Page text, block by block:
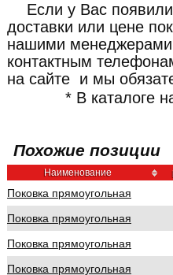
Если у Вас
доставки или цене
нашими
контактным
на сайте и мы
* В каталоге
Похожие позиции
Наименование
Поковка прямоугольная
Поковка прямоугольная
Поковка прямоугольная
Поковка прямоугольная